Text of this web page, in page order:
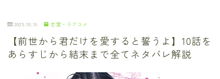
2025.10.16 恋愛・ラブコメ
【前世から君だけを愛すると誓うよ】10話を
あらすじから結末まで全てネタバレ解説